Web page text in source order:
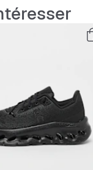
La plaque
La semelle
La robuste
gaufré
remarquables.
La
semelle
des plaques